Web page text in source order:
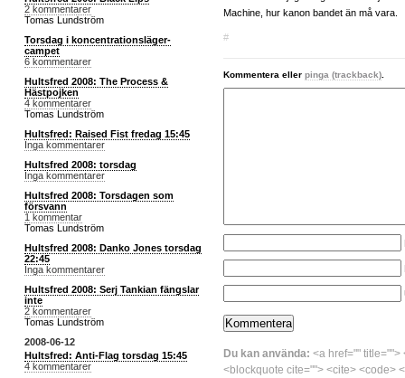
2 kommentarer
Tomas Lundström
Torsdag i koncentrationsläger-
campet
6 kommentarer
Hultsfred 2008: The Process &
Hästpojken
4 kommentarer
Tomas Lundström
Hultsfred: Raised Fist fredag 15:45
Inga kommentarer
Hultsfred 2008: torsdag
Inga kommentarer
Hultsfred 2008: Torsdagen som
försvann
1 kommentar
Tomas Lundström
Hultsfred 2008: Danko Jones torsdag
22:45
Inga kommentarer
Hultsfred 2008: Serj Tankian fängslar
inte
2 kommentarer
Tomas Lundström
2008-06-12
Hultsfred: Anti-Flag torsdag 15:45
4 kommentarer
Machine, hur kanon bandet än må vara.
#
Kommentera eller pinga (trackback)
Du kan använda: <a href="" title="">
<blockquote cite=""> <cite> <code>